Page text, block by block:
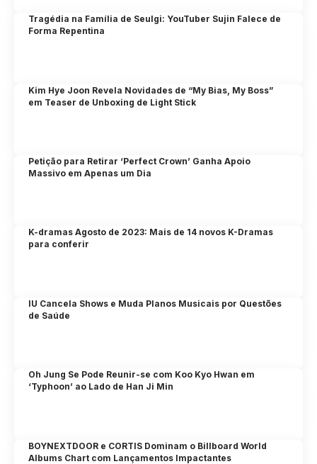
Tragédia na Família de Seulgi: YouTuber Sujin Falece de
Forma Repentina
Kim Hye Joon Revela Novidades de “My Bias, My Boss”
em Teaser de Unboxing de Light Stick
Petição para Retirar ‘Perfect Crown’ Ganha Apoio
Massivo em Apenas um Dia
K-dramas Agosto de 2023: Mais de 14 novos K-Dramas
para conferir
IU Cancela Shows e Muda Planos Musicais por Questões
de Saúde
Oh Jung Se Pode Reunir-se com Koo Kyo Hwan em
‘Typhoon’ ao Lado de Han Ji Min
BOYNEXTDOOR e CORTIS Dominam o Billboard World
Albums Chart com Lançamentos Impactantes